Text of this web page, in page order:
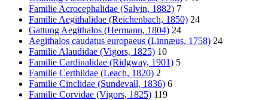
Familie Acrocephalidae (Salvin, 1882) 7
Familie Aegithalidae (Reichenbach, 1850) 24
Gattung Aegithalos (Hermann, 1804) 24
Aegithalos caudatus europaeus (Linnæus, 1758) 24
Familie Alaudidae (Vigors, 1825) 10
Familie Cardinalidae (Ridgway, 1901) 5
Familie Certhiidae (Leach, 1820) 2
Familie Cinclidae (Sundevall, 1836) 6
Familie Corvidae (Vigors, 1825) 119